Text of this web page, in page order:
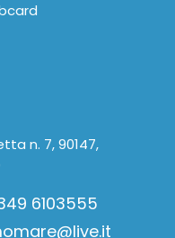
n. 7, 90147,
6103555